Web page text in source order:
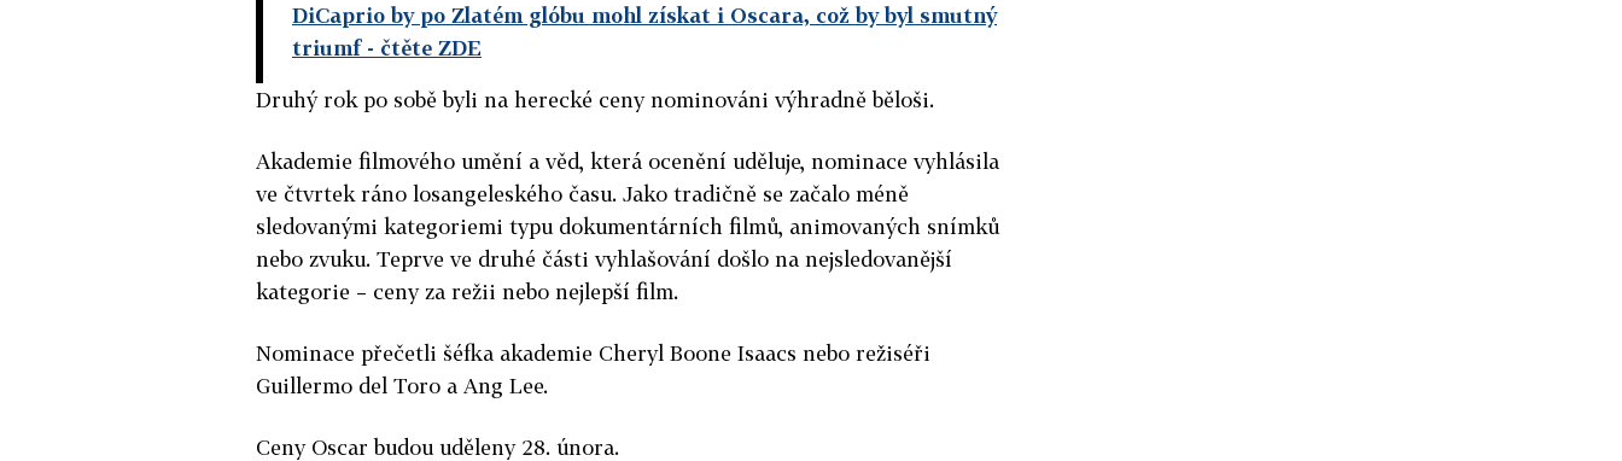
DiCaprio by po Zlatém glóbu mohl získat i Oscara, což by byl smutný
triumf- čtěte ZDE
Druhý rok po sobě byli na herecké ceny nominováni výhradně běloši.
Akademie filmového umění a věd, která ocenění uděluje, nominace vyhlásila
ve čtvrtek ráno losangeleského času. Jako tradičně se začalo méně
sledovanými kategoriemi typu dokumentárních filmů, animovaných snímků
nebo zvuku. Teprve ve druhé části vyhlašování došlo na nejsledovanější
kategorie – ceny za režii nebo nejlepší film.
Nominace přečetli šéfka akademie Cheryl Boone Isaacs nebo režiséři
Guillermo del Toro a Ang Lee.
Ceny Oscar budou uděleny 28. února.